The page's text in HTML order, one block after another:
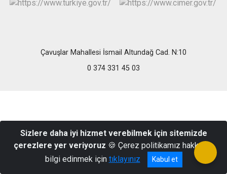
Çavuşlar Mahallesi İsmail Altundağ Cad. N:10
0 374 331 45 03
Sizlere daha iyi hizmet verebilmek için sitemizde
çerezlere yer veriyoruz 🍪 Çerez politikamız hakkında
bilgi edinmek için tıklayınız Kabul et